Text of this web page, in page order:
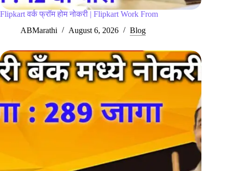
Flipkart वर्क फ्रॉम होम नोकरी | Flipkart Work From
ABMarathi
August 6, 2026 Blog